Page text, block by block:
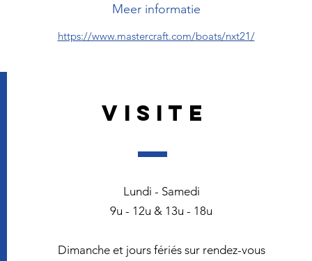
Meer informatie
https://www.mastercraft.com/boats/nxt21/
VISITE
Lundi - Samedi
9u - 12u & 13u - 18u
Dimanche et jours fériés sur rendez-vous